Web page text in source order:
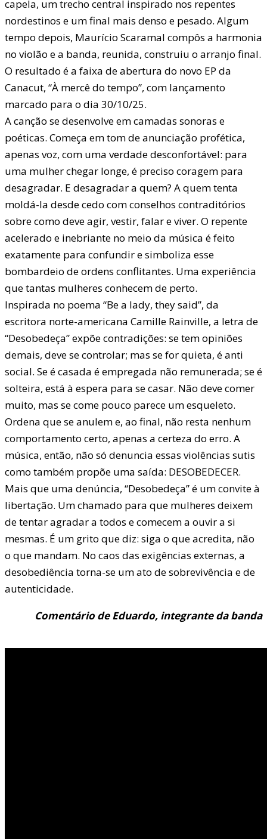
capela, um trecho central inspirado nos repentes
nordestinos e um final mais denso e pesado. Algum
tempo depois, Maurício Scaramal compôs a harmonia
no violão e a banda, reunida, construiu o arranjo final.
O resultado é a faixa de abertura do novo EP da
Canacut, “À mercê do tempo”, com lançamento
marcado para o dia 30/10/25.
A canção se desenvolve em camadas sonoras e
poéticas. Começa em tom de anunciação profética,
apenas voz, com uma verdade desconfortável: para
uma mulher chegar longe, é preciso coragem para
desagradar. E desagradar a quem? A quem tenta
moldá-la desde cedo com conselhos contraditórios
sobre como deve agir, vestir, falar e viver. O repente
acelerado e inebriante no meio da música é feito
exatamente para confundir e simboliza esse
bombardeio de ordens conflitantes. Uma experiência
que tantas mulheres conhecem de perto.
Inspirada no poema “Be a lady, they said”, da
escritora norte-americana Camille Rainville, a letra de
“Desobedeça” expõe contradições: se tem opiniões
demais, deve se controlar; mas se for quieta, é anti
social. Se é casada é empregada não remunerada; se é
solteira, está à espera para se casar. Não deve comer
muito, mas se come pouco parece um esqueleto.
Ordena que se anulem e, ao final, não resta nenhum
comportamento certo, apenas a certeza do erro. A
música, então, não só denuncia essas violências sutis
como também propõe uma saída: DESOBEDECER.
Mais que uma denúncia, “Desobedeça” é um convite à
libertação. Um chamado para que mulheres deixem
de tentar agradar a todos e comecem a ouvir a si
mesmas. É um grito que diz: siga o que acredita, não
o que mandam. No caos das exigências externas, a
desobediência torna-se um ato de sobrevivência e de
autenticidade.
Comentário de Eduardo, integrante da banda